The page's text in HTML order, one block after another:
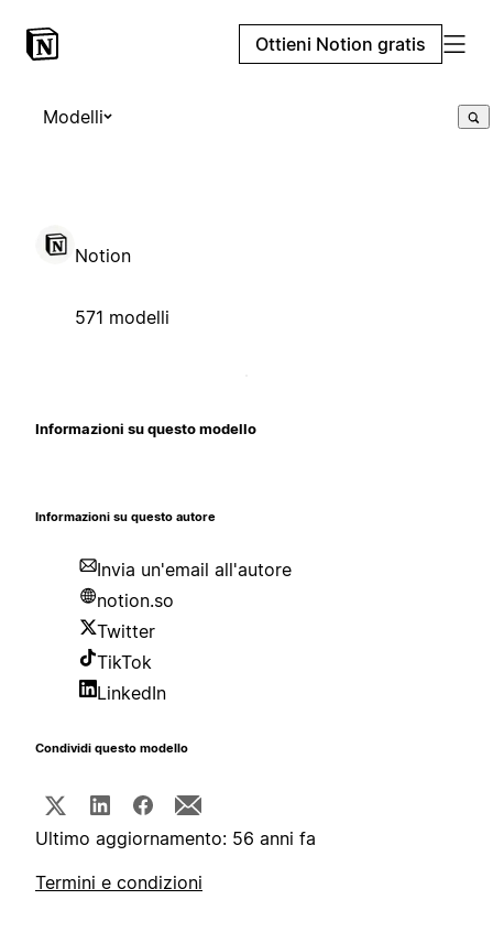
Ottieni Notion gratis
Modelli
Notion
571 modelli
Informazioni su questo modello
Informazioni su questo autore
Invia un'email all'autore
notion.so
Twitter
TikTok
LinkedIn
Condividi questo modello
Ultimo aggiornamento: 56 anni fa
Termini e condizioni